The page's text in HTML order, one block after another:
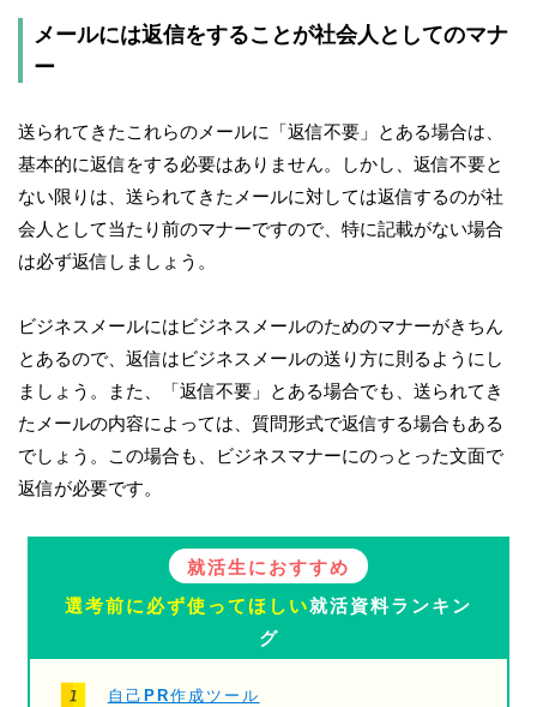
メールには返信をすることが社会人としてのマナ
ー
送られてきたこれらのメールに「返信不要」とある場合は、
基本的に返信をする必要はありません。しかし、返信不要と
ない限りは、送られてきたメールに対しては返信するのが社
会人として当たり前のマナーですので、特に記載がない場合
は必ず返信しましょう。
ビジネスメールにはビジネスメールのためのマナーがきちん
とあるので、返信はビジネスメールの送り方に則るようにし
ましょう。また、「返信不要」とある場合でも、送られてき
たメールの内容によっては、質問形式で返信する場合もある
でしょう。この場合も、ビジネスマナーにのっとった文面で
返信が必要です。
就活生におすすめ
選考前に必ず使ってほしい就活資料ランキン
グ
自己PR作成ツール